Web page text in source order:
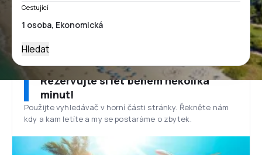
Cestující
Hledat
Rezervujte si let během několika
minut!
Použijte vyhledávač v horní části stránky. Řekněte nám
kdy a kam letíte a my se postaráme o zbytek.